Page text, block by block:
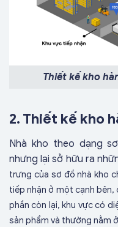
Thiết kế kho
2. Thiết kế kho
Nhà kho theo dạng
nhưng lại sở hữu ra
trưng của sơ đồ nhà kho
tiếp nhận ở một cạnh bên,
phần còn lại, khu vực có
sản phẩm và thường nằm